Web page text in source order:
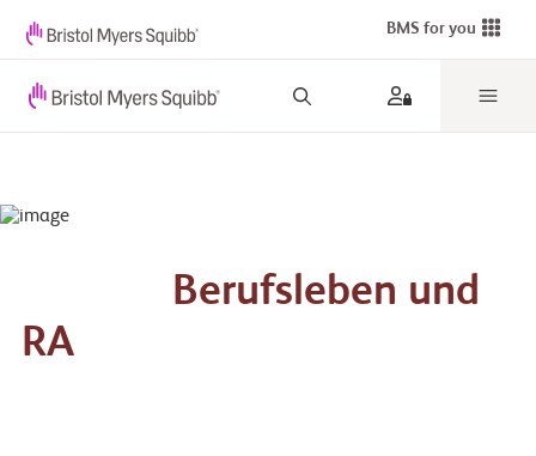
BMS for you
Berufsleben und
RA